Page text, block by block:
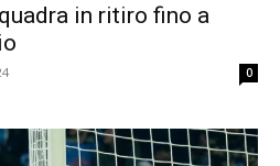
in ritiro fino a
0